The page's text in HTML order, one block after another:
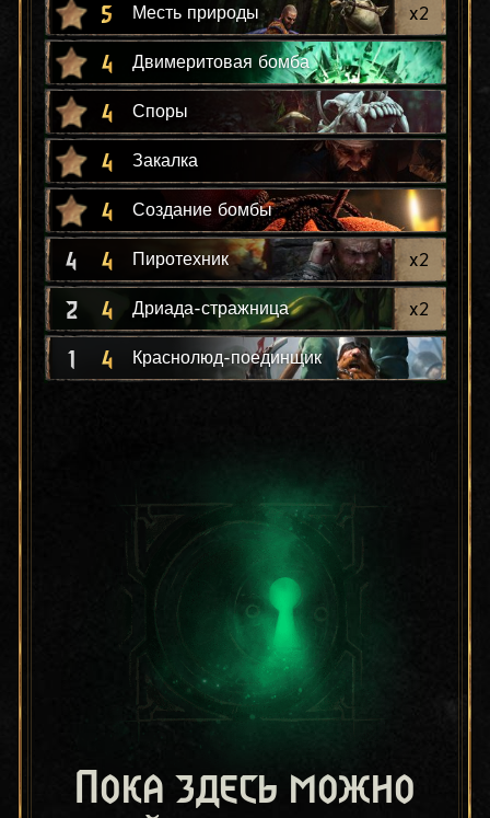
5 Месть природы x2
4 Двимеритовая бомба
4 Споры
4 Закалка
4 Создание бомбы
4 4 Пиротехник x2
2 4 Дриада-стражница x2
1 4 Краснолюд-поединщик
Пока здесь можно